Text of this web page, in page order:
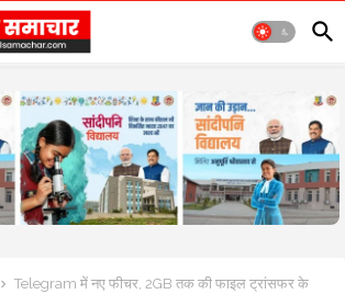
Telegram में नए फीचर, 2GB तक की फाइल ट्रांसफर के